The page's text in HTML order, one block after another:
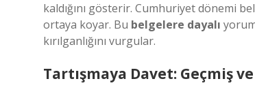
kaldığını gösterir. Cumhuriyet dönemi
ortaya koyar. Bu belgelere dayalı
kırılganlığını vurgular.
Tartışmaya Davet: Geçmiş